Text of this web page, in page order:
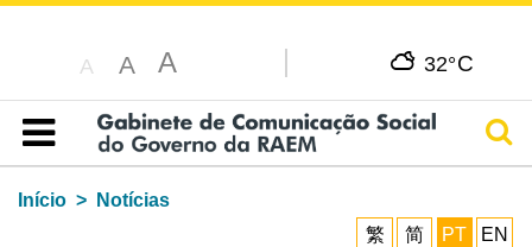
A A A 32°C
Índice
Início
Notícias
繁
简 PT EN